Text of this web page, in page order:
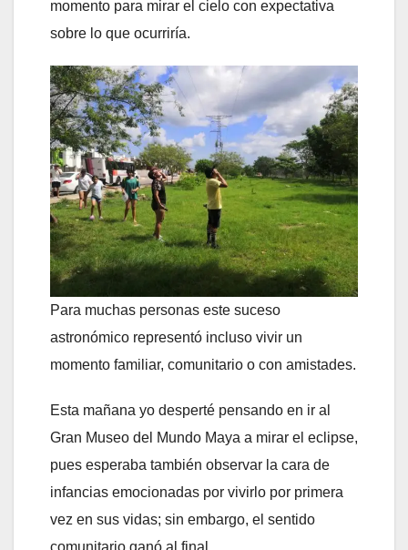
momento para mirar el cielo con expectativa
sobre lo que ocurriría.
Para muchas personas este suceso
astronómico representó incluso vivir un
momento familiar, comunitario o con amistades.
Esta mañana yo desperté pensando en ir al
Gran Museo del Mundo Maya a mirar el eclipse,
pues esperaba también observar la cara de
infancias emocionadas por vivirlo por primera
vez en sus vidas; sin embargo, el sentido
comunitario ganó al final.